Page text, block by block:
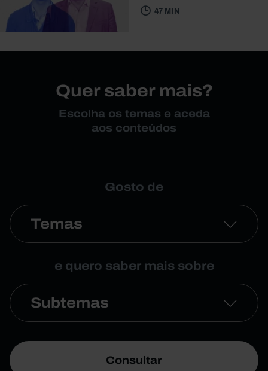
47 MIN
Quer saber mais?
Escolha os temas e aceda
aos conteúdos
Gosto de
Temas
e quero saber mais sobre
Subtemas
Consultar